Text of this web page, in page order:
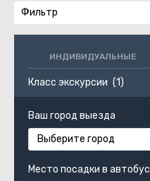
Фильтр
ИНДИВИДУАЛЬНЫЕ
Класс экскурсии
Ваш город выезда
Выберите город
Место посадки в автобус